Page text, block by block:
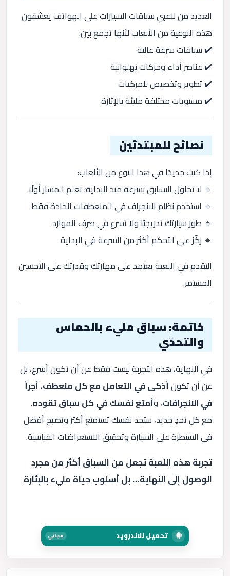
العديد من لاعبي سباقات السيارات على الهواتف يعشقون
هذه النوعية من الألعاب لأنها تجمع بين:
✔️ سباقات سرعة عالية
✔️ عناصر أداء وحركات بهلوانية
✔️ تطوير وتخصيص للمركبات
✔️ مستويات مختلفة مليئة بالإثارة
نصائح للمبتدئين
إذا كنت جديدًا في هذا النوع من الألعاب:
🔹 لا تحاول التسابق بسرعة منذ البداية؛ تعلم المسار أولًا
🔹 استخدم نظام الانجراف في المنعطفات الحادة فقط
🔹 طور سيارتك تدريجيًا ولا تسرع في صرف الموارد
🔹 ركّز على التحكم أكثر من السرعة في البداية
التقدم في اللعبة يعتمد على مهارتك وقدرتك على التحسين
المستمر.
خاتمة: سباق مليء بالحماس
والتحدّي
في النهاية، هذه التجربة ليست فقط عن أن تكون أسرع، بل
عن أن تكونأذكى في التعامل مع كل منعطف، أجرأ
في الانجرافات، وأمتع نفسك في كل سباق تقوده.
مع كل تحدٍ جديد، ستجد نفسك تستمتع أكثر وتصبح أفضل
في السيطرة على السيارة وتحقيق الاستعراضات القياسية.
تجربة هذه اللعبة تجعل من السباق أكثر من مجرد
الوصول إلى النهاية… بل أسلوب حياة مليء بالإثارة
تحميل للاندرويد مجاني